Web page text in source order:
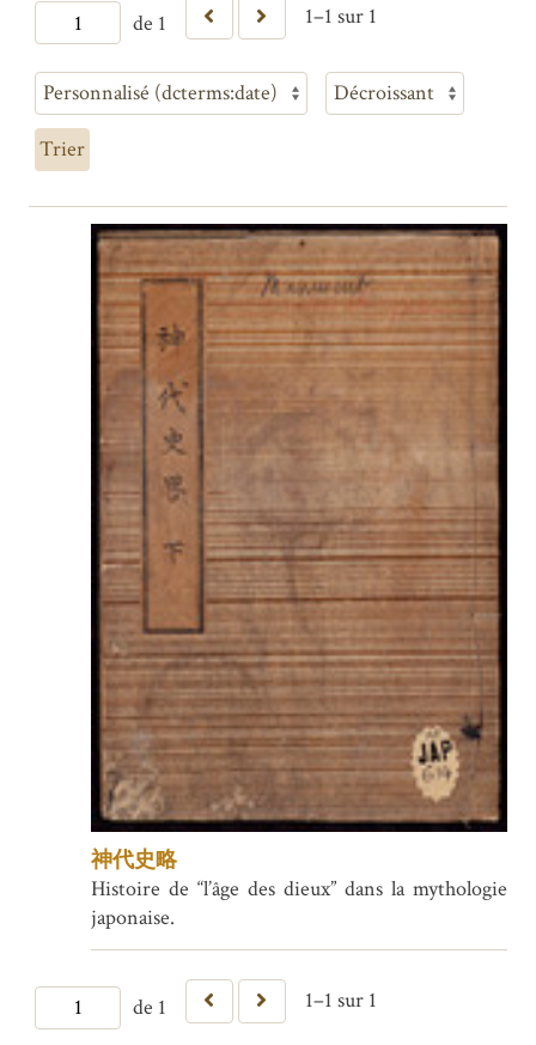
de 1 1–1 sur 1
Trier
神代史略
Histoire de “l’âge des dieux” dans la mythologie
japonaise.
de 1 1–1 sur 1